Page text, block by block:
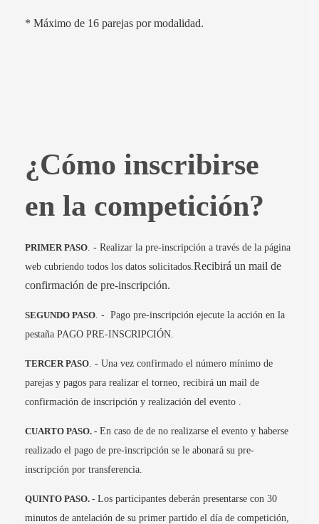
* Máximo de 16 parejas por modalidad.
¿Cómo inscribirse
en la competición?
PRIMER PASO . - Realizar la pre-inscripción a través de la página
web cubriendo todos los datos solicitados. Recibirá un mail de
confirmación de pre-inscripción.
SEGUNDO PASO . - Pago pre-inscripción ejecute la acción en la
pestaña PAGO PRE-INSCRIPCIÓN.
TERCER PASO . - Una vez confirmado el número mínimo de
parejas y pagos para realizar el torneo, recibirá un mail de
confirmación de inscripción y realización del evento .
CUARTO PASO. - En caso de de no realizarse el evento y haberse
realizado el pago de pre-inscripción se le abonará su pre-
inscripción por transferencia.
QUINTO PASO. - Los participantes deberán presentarse con 30
minutos de antelación de su primer partido el día de competición,